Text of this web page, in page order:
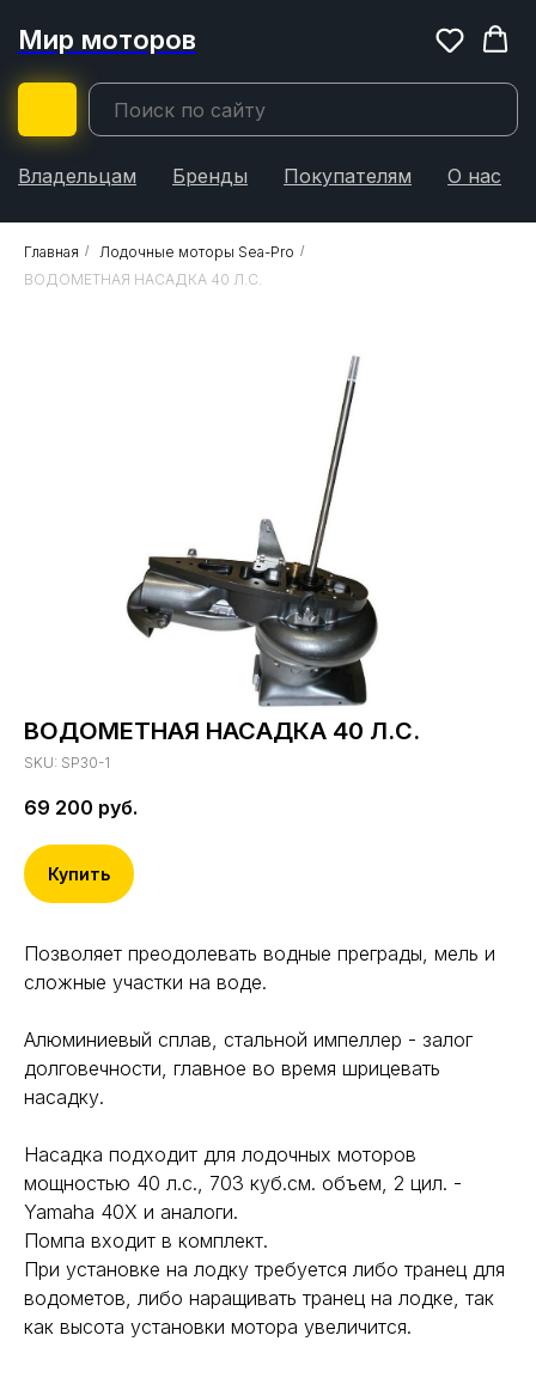
Мир моторов
Владельцам Бренды Покупателям О нас
Главная / Лодочные моторы Sea-Pro /
ВОДОМЕТНАЯ НАСАДКА 40 Л.С.
ВОДОМЕТНАЯ НАСАДКА 40 Л.С.
SKU: SP30-1
69 200 руб.
Купить
Позволяет преодолевать водные преграды, мель и
сложные участки на воде.
Алюминиевый сплав, стальной импеллер - залог
долговечности, главное во время шрицевать
насадку.
Насадка подходит для лодочных моторов
мощностью 40 л.с., 703 куб.см. объем, 2 цил. -
Yamaha 40X и аналоги.
Помпа входит в комплект.
При установке на лодку требуется либо транец для
водометов, либо наращивать транец на лодке, так
как высота установки мотора увеличится.